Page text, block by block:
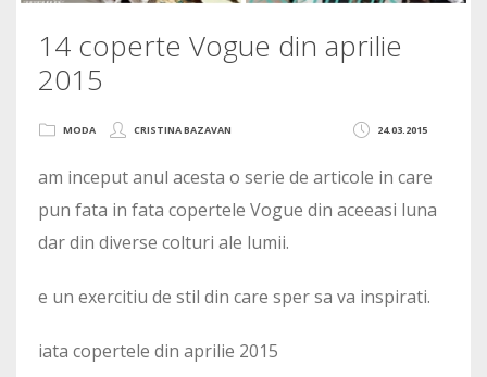
14 coperte Vogue din aprilie
2015
24.03.2015
MODA CRISTINA BAZAVAN
am inceput anul acesta o serie de articole in care
pun fata in fata copertele Vogue din aceeasi luna
dar din diverse colturi ale lumii.
e un exercitiu de stil din care sper sa va inspirati.
iata copertele din aprilie 2015